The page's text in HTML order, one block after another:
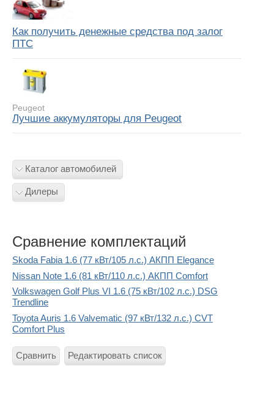
Как получить денежные средства под залог
ПТС
Peugeot
Лучшие аккумуляторы для Peugeot
Каталог автомобилей
Дилеры
Сравнение комплектаций
Skoda Fabia 1.6 (77 кВт/105 л.с.) АКПП Elegance
Nissan Note 1.6 (81 кВт/110 л.с.) АКПП Comfort
Volkswagen Golf Plus VI 1.6 (75 кВт/102 л.с.) DSG
Trendline
Toyota Auris 1.6 Valvematic (97 кВт/132 л.с.) CVT
Comfort Plus
Сравнить Редактировать список